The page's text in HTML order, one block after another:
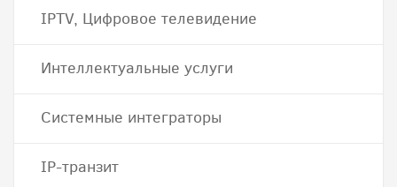
IPTV, Цифровое телевидение
Интеллектуальные услуги
Системные интеграторы
IP-транзит